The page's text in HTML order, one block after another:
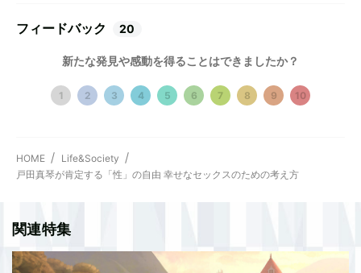
フィードバック 20
新たな発見や感動を得ることはできましたか？
1 2 3 4 5 6 7 8 9 10
HOME
Life&Society
戸田真琴が肯定する「性」の自由 幸せなセックスのための考え方
関連特集